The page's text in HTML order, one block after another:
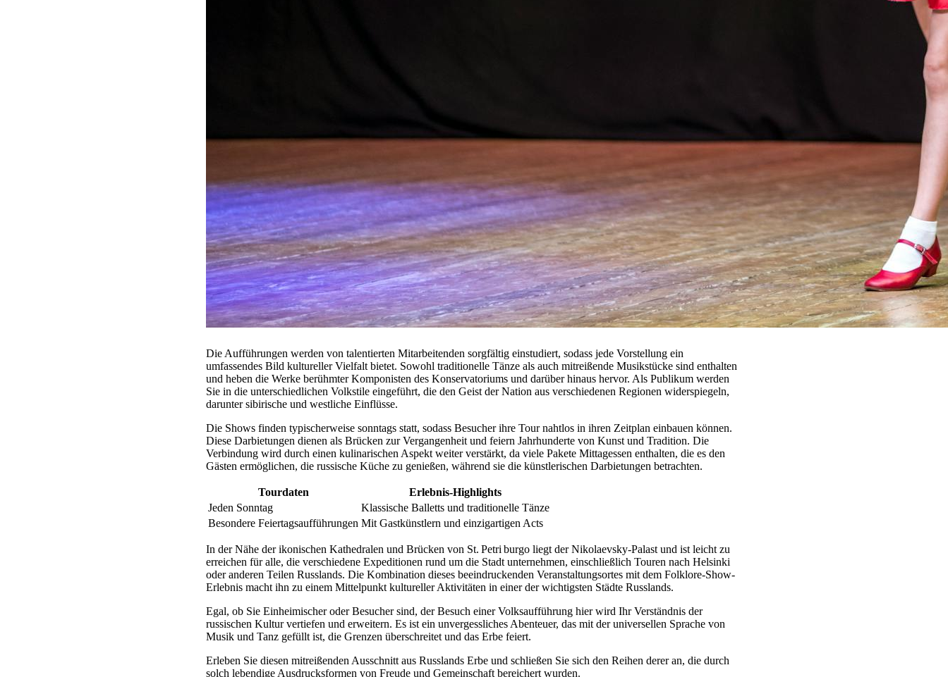
Die Aufführungen werden von talentierten Mitarbeitenden sorgfältig einstudiert, sodass jede Vorstellung ein
umfassendes Bild kultureller Vielfalt bietet. Sowohl traditionelle Tänze als auch mitreißende Musikstücke sind enthalten
und heben die Werke berühmter Komponisten des Konservatoriums und darüber hinaus hervor. Als Publikum werden
Sie in die unterschiedlichen Volkstile eingeführt, die den Geist der Nation aus verschiedenen Regionen widerspiegeln,
darunter sibirische und westliche Einflüsse.
Die Shows finden typischerweise sonntags statt, sodass Besucher ihre Tour nahtlos in ihren Zeitplan einbauen können.
Diese Darbietungen dienen als Brücken zur Vergangenheit und feiern Jahrhunderte von Kunst und Tradition. Die
Verbindung wird durch einen kulinarischen Aspekt weiter verstärkt, da viele Pakete Mittagessen enthalten, die es den
Gästen ermöglichen, die russische Küche zu genießen, während sie die künstlerischen Darbietungen betrachten.
Tourdaten
Erlebnis-Highlights
Jeden Sonntag
Klassische Balletts und traditionelle Tänze
Besondere Feiertagsaufführungen Mit Gastkünstlern und einzigartigen Acts
In der Nähe der ikonischen Kathedralen und Brücken von St. Petri burgo liegt der Nikolaevsky-Palast und ist leicht zu
erreichen für alle, die verschiedene Expeditionen rund um die Stadt unternehmen, einschließlich Touren nach Helsinki
oder anderen Teilen Russlands. Die Kombination dieses beeindruckenden Veranstaltungsortes mit dem Folklore-Show-
Erlebnis macht ihn zu einem Mittelpunkt kultureller Aktivitäten in einer der wichtigsten Städte Russlands.
Egal, ob Sie Einheimischer oder Besucher sind, der Besuch einer Volksaufführung hier wird Ihr Verständnis der
russischen Kultur vertiefen und erweitern. Es ist ein unvergessliches Abenteuer, das mit der universellen Sprache von
Musik und Tanz gefüllt ist, die Grenzen überschreitet und das Erbe feiert.
Erleben Sie diesen mitreißenden Ausschnitt aus Russlands Erbe und schließen Sie sich den Reihen derer an, die durch
solch lebendige Ausdrucksformen von Freude und Gemeinschaft bereichert wurden.